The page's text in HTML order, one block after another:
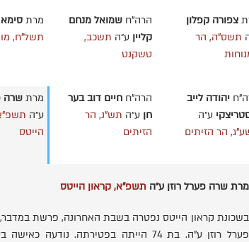
צפורה קפלון
תשס"ה, הר
הרה"חשמואל מנחם
קליין ע״ה תשכב,
טשקנט
מרת
תשל"ח,
יהודה לייב
ע״ה
הר הזיתים
הרה"חחיים דוב בער
חן ע״ה תש"נ, הר
הזיתים
מרת שרה
ע״ה
הייטס
מרת שרה פערל רוזן ע״ה תשפ"א, קראון הייטס
בשכונת קראון הייטס נפטרה בשבת האחרונה, פרשת
פערל רוזן ע"ה. בת 74 הייתה בפטירתה. נודעה